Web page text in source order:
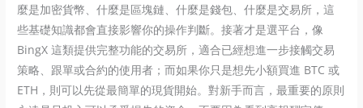
麼是加密貨幣、什麼是區塊鏈、什麼是錢包、什麼是交易所，這
些基礎知識都會直接影響你的操作判斷。接著才是選平台，像
BingX 這類提供完整功能的交易所，適合已經想進一步接觸交易
策略、跟單或合約的使用者；而如果你只是想先小額買進 BTC 或
ETH，則可以先從最簡單的現貨開始。對新手而言，最重要的原則